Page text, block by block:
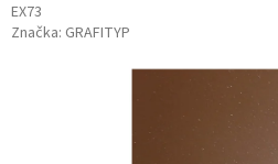
EX73
Značka: GRAFITYP